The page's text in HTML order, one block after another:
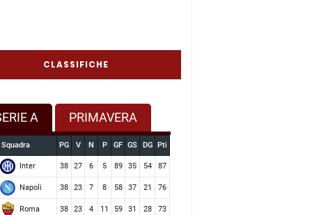
CLASSIFICHE
A PRIMAVERA
Squadra PG V N P GF GS DG Pti
Inter 38 27 6 5 89 35 54 87
Napoli 38 23 7 8 58 37 21 76
Roma 38 23 4 11 59 31 28 73